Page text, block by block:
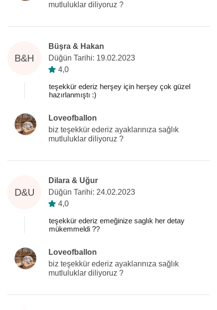
mutluluklar diliyoruz ?
B&H
Büşra & Hakan
Düğün Tarihi: 19.02.2023
4,0
teşekkür ederiz herşey için herşey çok güzel
hazırlanmıştı :)
Loveofballon
biz teşekkür ederiz ayaklarınıza sağlık
mutluluklar diliyoruz ?
D&U
Dilara & Uğur
Düğün Tarihi: 24.02.2023
4,0
teşekkür ederiz emeğinize saglık her detay
mükemmeldi ??
Loveofballon
biz teşekkür ederiz ayaklarınıza sağlık
mutluluklar diliyoruz ?